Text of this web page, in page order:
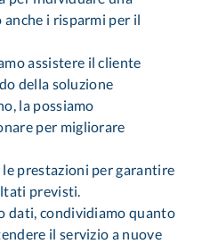
i risparmi per il
assistere il cliente
della soluzione
la possiamo
per migliorare
prestazioni per garantire
previsti.
dati, condividiamo quanto
il servizio a nuove